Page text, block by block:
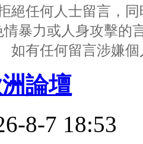
絕任何人士留言，
暴力或人身攻擊的
如有任何留言涉嫌
論壇
8-7 18:53